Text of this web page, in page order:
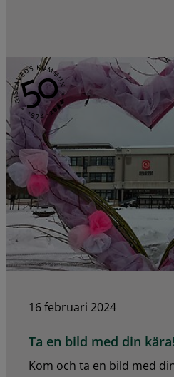
16 februari 2024
Ta en bild med din kära!
Kom och ta en bild med